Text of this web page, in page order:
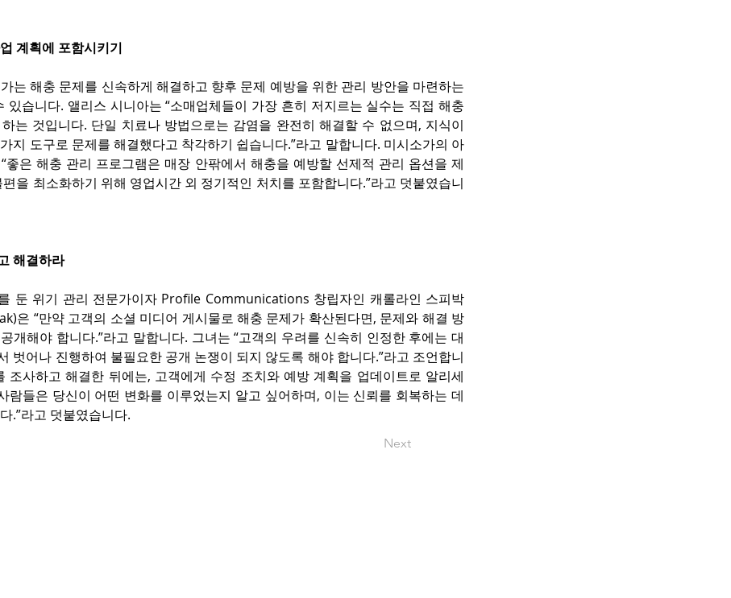
계획에 포함시키기
는 해충 문제를 신속하게 해결하고 향후 문제 예방을 위한 관리 방안을 마련하는
있습니다. 앨리스 시니아는 “소매업체들이 가장 흔히 저지르는 실수는 직접 해충
는 것입니다. 단일 치료나 방법으로는 감염을 완전히 해결할 수 없으며, 지식이
지 도구로 문제를 해결했다고 착각하기 쉽습니다.”라고 말합니다. 미시소가의 아
좋은 해충 관리 프로그램은 매장 안팎에서 해충을 예방할 선제적 관리 옵션을 제
을 최소화하기 위해 영업시간 외 정기적인 처치를 포함합니다.”라고 덧붙였습니
해결하라
둔 위기 관리 전문가이자 Profile Communications 창립자인 캐롤라인 스피박
은 “만약 고객의 소셜 미디어 게시물로 해충 문제가 확산된다면, 문제와 해결 방
개해야 합니다.”라고 말합니다. 그녀는 “고객의 우려를 신속히 인정한 후에는 대
벗어나 진행하여 불필요한 공개 논쟁이 되지 않도록 해야 합니다.”라고 조언합니
조사하고 해결한 뒤에는, 고객에게 수정 조치와 예방 계획을 업데이트로 알리세
람들은 당신이 어떤 변화를 이루었는지 알고 싶어하며, 이는 신뢰를 회복하는 데
.”라고 덧붙였습니다.
Next